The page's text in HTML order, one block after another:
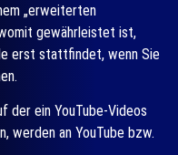
„erweiterten
gewährleistet ist,
erst stattfindet, wenn Sie
der ein YouTube-Videos
werden an YouTube bzw.